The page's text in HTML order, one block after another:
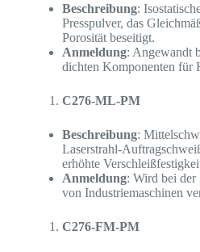
Beschreibung:
Presspulver, das
Porosität beseitigt.
Anmeldung: Angewandt
dichten Komponenten für
C276-ML-PM
Beschreibung:
Laserstrahl-
erhöhte
Anmeldung: Wird bei der
von Industriemaschinen
C276-FM-PM